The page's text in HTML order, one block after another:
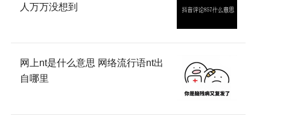
人万万没想到
网上nt是什么意思 网络流行语nt出
自哪里